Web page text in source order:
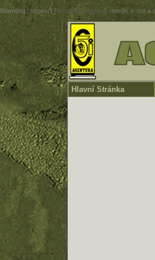
Warning: strpos() [function.strpos]: needle is not a
Hlavní Stránka